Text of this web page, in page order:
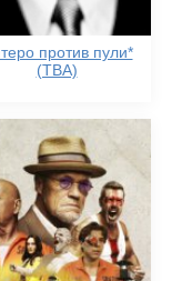
против пули*
(TBA)